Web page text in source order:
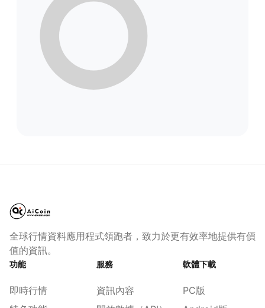
全球行情資料應用程式領跑者，致力於更有效率地提供有價
值的資訊。
功能
即時行情
服務
資訊內容
軟體下載
PC版